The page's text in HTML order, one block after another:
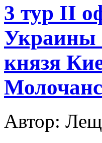
3 тур II
Украины
князя
Автор: